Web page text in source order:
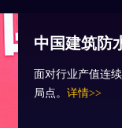
中国建筑防
面对行业产值连
局点。 详情>>